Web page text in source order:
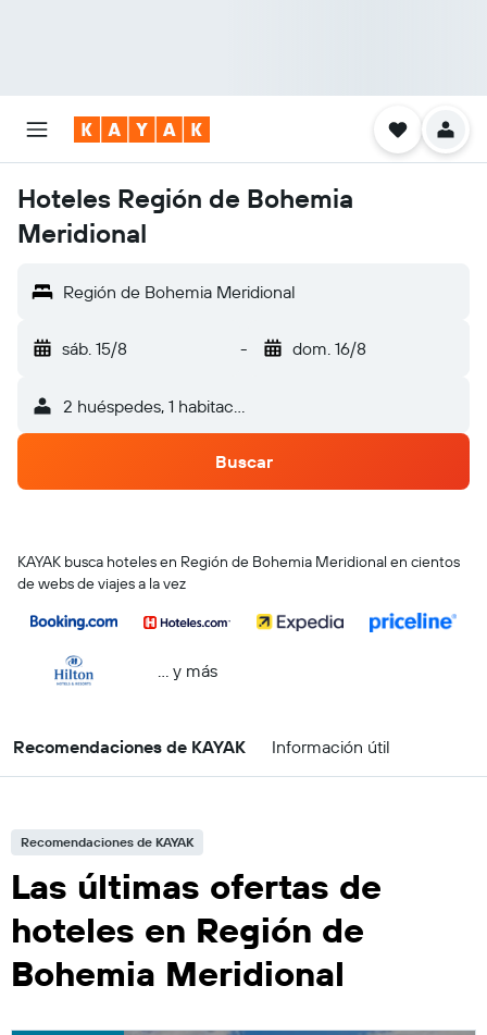
Hoteles Región de Bohemia
Meridional
Región de Bohemia Meridional
sáb. 15/8 - dom. 16/8
2 huéspedes, 1 habitación
Buscar
KAYAK busca hoteles en Región de Bohemia Meridional en cientos
de webs de viajes a la vez
… y más
Recomendaciones de KAYAK Información útil
Recomendaciones de KAYAK
Las últimas ofertas de
hoteles en Región de
Bohemia Meridional